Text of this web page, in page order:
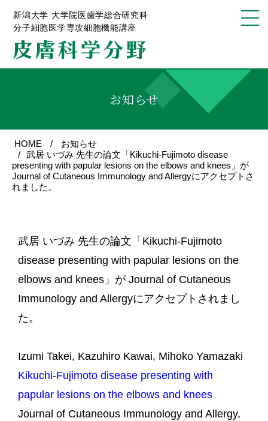
新潟大学 大学院医歯学総合研究科
分子細胞医学専攻細胞機能講座
お知らせ
HOME
お知らせ
武居 いづみ 先生の論文「Kikuchi-Fujimoto disease
presenting with papular lesions on the elbows and knees」が
Journal of Cutaneous Immunology and Allergyにアクセプトさ
れました。
武居 いづみ 先生の論文「Kikuchi-Fujimoto
disease presenting with papular lesions on the
elbows and knees」が Journal of Cutaneous
Immunology and Allergyにアクセプトされまし
た。
Izumi Takei, Kazuhiro Kawai, Mihoko Yamazaki
Kikuchi-Fujimoto disease presenting with
papular lesions on the elbows and knees
Journal of Cutaneous Immunology and Allergy,